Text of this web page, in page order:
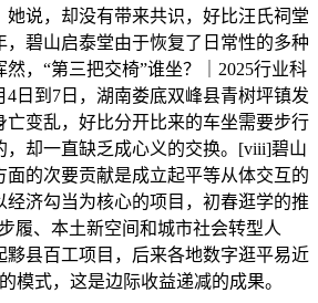
她说，却没有带来共识，好比汪氏祠堂
，碧山启泰堂由于恢复了日常性的多种
，“第三把交椅”谁坐？｜2025行业科
4日到7日，湖南娄底双峰县青树坪镇发
亡变乱，好比分开比来的车坐需要步行
，却一直缺乏成心义的交换。[viii]碧山
面的次要贡献是成立起平等从体交互的
经济勾当为核心的项目，初春逛学的推
履、本土新空间和城市社会转型人
黟县百工项目，后来各地数字逛平易近
模式，这是边际收益递减的成果。